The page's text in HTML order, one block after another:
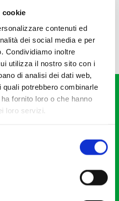
cookie
contenuti ed
dei social media e per
Condividiamo inoltre
utilizza il nostro sito con i
di analisi dei dati web,
potrebbero combinarle
fornito loro o che hanno
loro servizi.
Musicali